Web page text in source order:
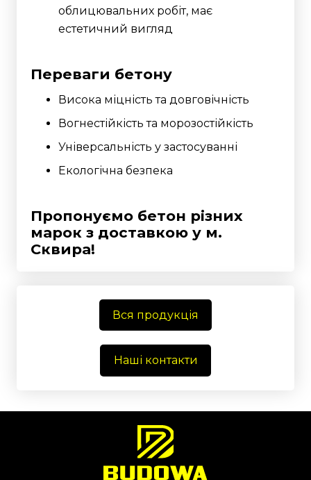
облицювальних робіт, має
естетичний вигляд
Переваги бетону
Висока міцність та довговічність
Вогнестійкість та морозостійкість
Універсальність у застосуванні
Екологічна безпека
Пропонуємо бетон різних
марок з доставкою у м.
Сквира!
Вся продукція
Наші контакти